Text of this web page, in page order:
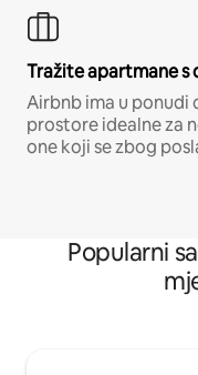
Tražite apartmane s
Airbnb ima u ponudi
prostore idealne za
one koji se zbog
Popularni